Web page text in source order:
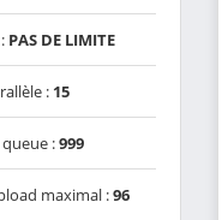
PAS DE LIMITE
: 15
queue :999
maximal :96